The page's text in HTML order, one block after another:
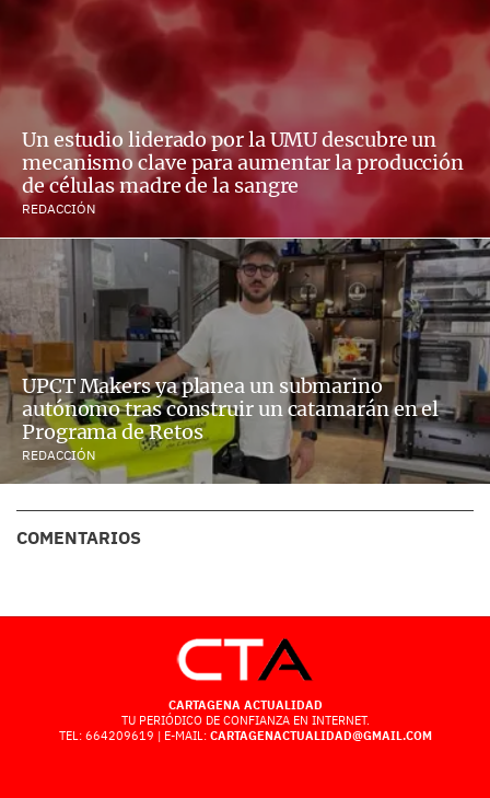
Un estudio liderado por la UMU descubre un
mecanismo clave para aumentar la producción
de células madre de la sangre
REDACCIÓN
UPCT Makers ya planea un submarino
autónomo tras construir un catamarán en el
Programa de Retos
REDACCIÓN
COMENTARIOS
CARTAGENA ACTUALIDAD
TU PERIÓDICO DE CONFIANZA EN INTERNET.
TEL: 664209619 | E-MAIL: CARTAGENACTUALIDAD@GMAIL.COM